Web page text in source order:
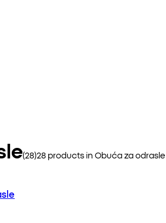
(28)28 products inObuća za odrasle